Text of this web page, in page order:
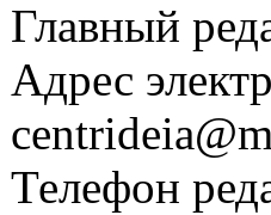
Главный
Адрес
Телефон